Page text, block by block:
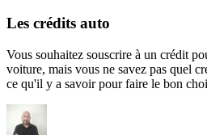
Les crédits auto
Vous souhaitez souscrire à un crédit
voiture, mais vous ne savez pas quel
ce qu'il y a savoir pour faire le bon